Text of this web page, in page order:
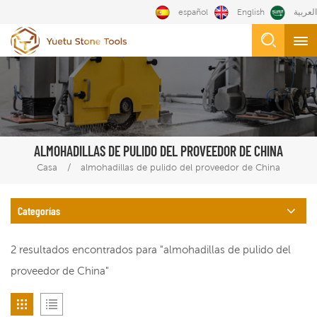
español English العربية
ALMOHADILLAS DE PULIDO DEL PROVEEDOR DE CHINA
Casa / almohadillas de pulido del proveedor de China
Categorías
2 resultados encontrados para "almohadillas de pulido del
proveedor de China"